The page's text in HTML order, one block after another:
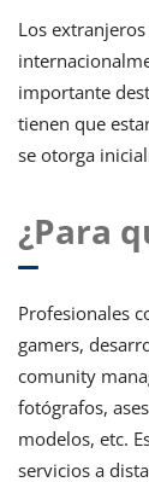
Los
importante
tienen que
se otorga
¿Para
Profesionales
gamers,
comunity
fotógrafos,
modelos, etc.
servicios a